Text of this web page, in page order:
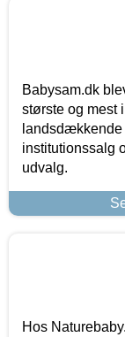
Babysam.dk
største og mest
institutionssalg
udvalg.
Hos